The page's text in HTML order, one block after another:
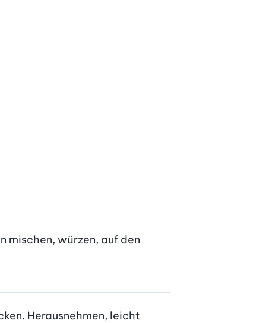
mischen, würzen, auf den
Herausnehmen, leicht